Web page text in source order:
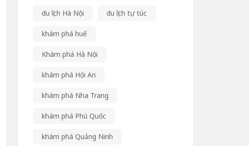
du lịch Hà Nội du lịch tự túc
khám phá huế
Khám phá Hà Nội
khám phá Hội An
khám phá Nha Trang
khám phá Phú Quốc
khám phá Quảng Ninh